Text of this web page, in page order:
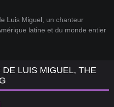
Luis Miguel, un chanteur
latine et du monde entier
LUIS MIGUEL, THE